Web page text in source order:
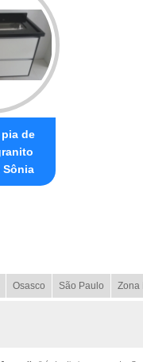
de
Sônia
Osasco São Paulo Zona